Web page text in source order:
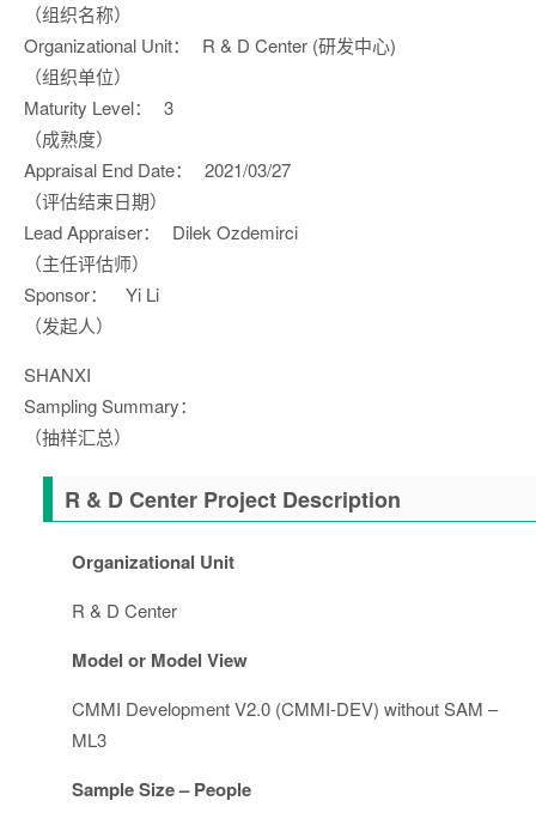
（组织名称）
Organizational Unit：
（组织单位）
R & D Center (研发中心)
Maturity Level：
（成熟度）
3
Appraisal End Date：
（评估结束日期）
2021/03/27
Lead Appraiser：
（主任评估师）
Dilek Ozdemirci
Sponsor：
（发起人）
Yi Li
SHANXI
Sampling Summary：
（抽样汇总）
R & D Center Project Description
Organizational Unit
R & D Center
Model or Model View
CMMI Development V2.0 (CMMI-DEV) without SAM –
ML3
Sample Size – People